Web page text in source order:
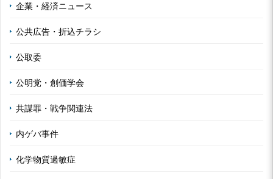
企業・経済ニュース
公共広告・折込チラシ
公取委
公明党・創価学会
共謀罪・戦争関連法
内ゲバ事件
化学物質過敏症